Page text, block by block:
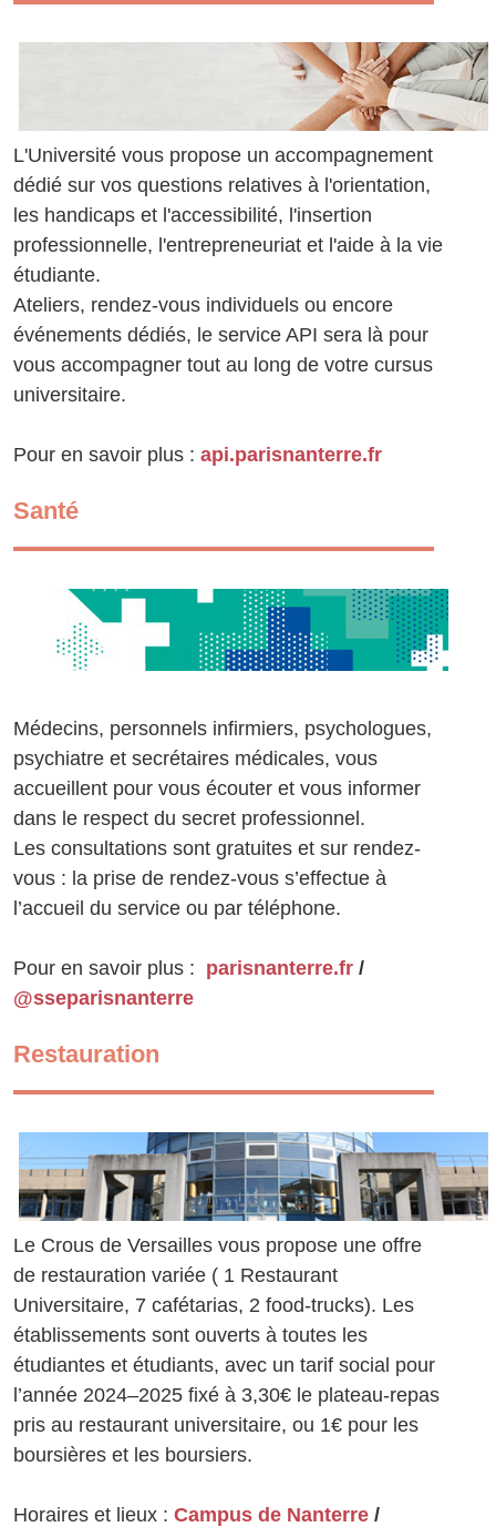
L'Université vous propose un accompagnement
dédié sur vos questions relatives à l'orientation,
les handicaps et l'accessibilité, l'insertion
professionnelle, l'entrepreneuriat et l'aide à la vie
étudiante.
Ateliers, rendez-vous individuels ou encore
événements dédiés, le service API sera là pour
vous accompagner tout au long de votre cursus
universitaire.
Pour en savoir plus : api.parisnanterre.fr
Santé
Médecins, personnels infirmiers, psychologues,
psychiatre et secrétaires médicales, vous
accueillent pour vous écouter et vous informer
dans le respect du secret professionnel.
Les consultations sont gratuites et sur rendez-
vous : la prise de rendez-vous s’effectue à
l’accueil du service ou par téléphone.
Pour en savoir plus : parisnanterre.fr /
@sseparisnanterre
Restauration
Le Crous de Versailles vous propose une offre
de restauration variée ( 1 Restaurant
Universitaire, 7 cafétarias, 2 food-trucks). Les
établissements sont ouverts à toutes les
étudiantes et étudiants, avec un tarif social pour
l’année 2024–2025 fixé à 3,30€ le plateau-repas
pris au restaurant universitaire, ou 1€ pour les
boursières et les boursiers.
Horaires et lieux : Campus de Nanterre /